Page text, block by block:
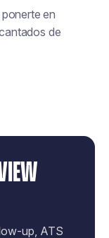
up, ATS
en
de